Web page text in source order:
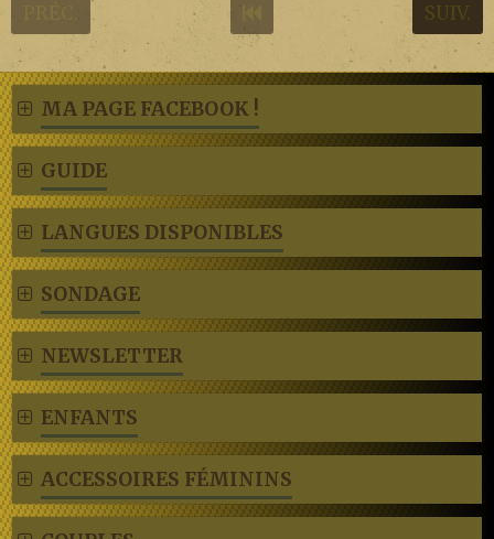
SUIV.
MA PAGE FACEBOOK !
GUIDE
LANGUES DISPONIBLES
SONDAGE
NEWSLETTER
ENFANTS
ACCESSOIRES FÉMININS